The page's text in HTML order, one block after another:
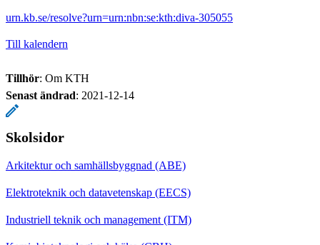
urn.kb.se/resolve?urn=urn:nbn:se:kth:diva-305055
Till kalendern
Tillhör: Om KTH
Senast ändrad: 2021-12-14
Skolsidor
Arkitektur och samhällsbyggnad (ABE)
Elektroteknik och datavetenskap (EECS)
Industriell teknik och management (ITM)